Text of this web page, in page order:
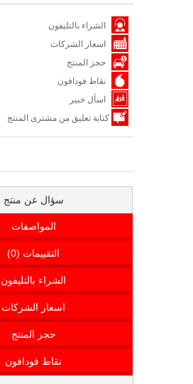
الشراء بالتليفون
اسعار الشركات
حجز المنتج
نقاط فودافون
اسأل خبير
كتابة تعليق من مشترى المنتج
سؤال عن منتج
المواصفات
التقييمات (0)
الشراء بالتليفون
اسعار الشركات
حجز المنتج
نقاط فودافون